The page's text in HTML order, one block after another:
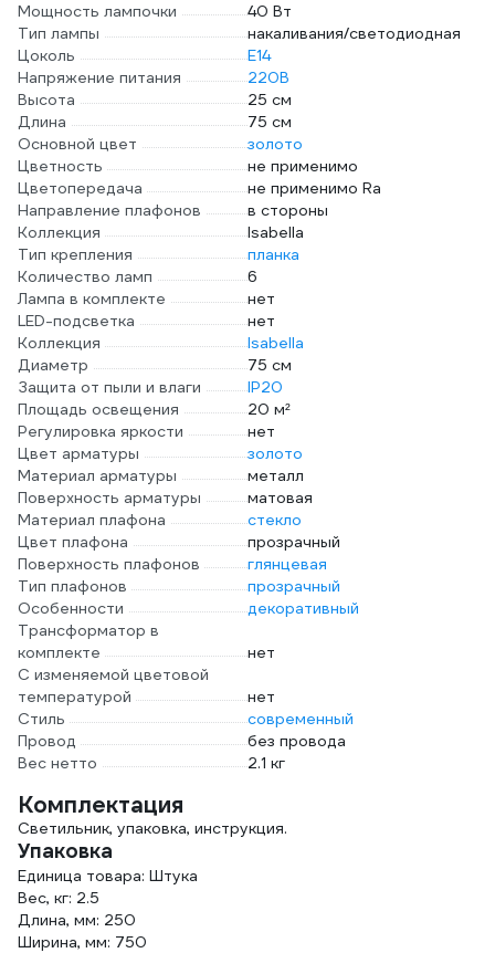
Мощность лампочки
40 Вт
Тип лампы
накаливания/светодиодная
Цоколь
E14
Напряжение питания
220В
Высота
25 см
Длина
75 см
Основной цвет
золото
Цветность
не применимо
Цветопередача
не применимо Ra
Направление плафонов
в стороны
Коллекция
Isabella
Тип крепления
планка
Количество ламп
6
Лампа в комплекте
нет
LED-подсветка
нет
Коллекция
Isabella
Диаметр
75 см
Защита от пыли и влаги
IP20
Площадь освещения
20 м²
Регулировка яркости
нет
Цвет арматуры
золото
Материал арматуры
металл
Поверхность арматуры
матовая
Материал плафона
стекло
Цвет плафона
прозрачный
Поверхность плафонов
глянцевая
Тип плафонов
прозрачный
Особенности
декоративный
Трансформатор в
комплекте
нет
С изменяемой цветовой
температурой
нет
Стиль
современный
Провод
без провода
Вес нетто
2.1 кг
Комплектация
Светильник, упаковка, инструкция.
Упаковка
Единица товара: Штука
Вес, кг: 2.5
Длина, мм: 250
Ширина, мм: 750